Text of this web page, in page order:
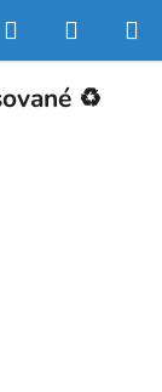
Hledat
KOŠÍK
♻️